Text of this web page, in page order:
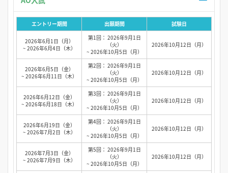
エントリー期間 出願期間 試験日
2026年6月1日（月）
~ 2026年6月4日（木）
第1回： 2026年9月1日
（火）
~ 2026年10月5日（月）
2026年10月12日（月）
2026年6月5日（金）
~ 2026年6月11日（木）
第2回： 2026年9月1日
（火）
~ 2026年10月5日（月）
2026年10月12日（月）
2026年6月12日（金）
~ 2026年6月18日（木）
第3回： 2026年9月1日
（火）
~ 2026年10月5日（月）
2026年10月12日（月）
2026年6月19日（金）
~ 2026年7月2日（木）
第4回： 2026年9月1日
（火）
~ 2026年10月5日（月）
2026年10月12日（月）
2026年7月3日（金）
~ 2026年7月9日（木）
第5回： 2026年9月1日
（火）
~ 2026年10月5日（月）
2026年10月12日（月）